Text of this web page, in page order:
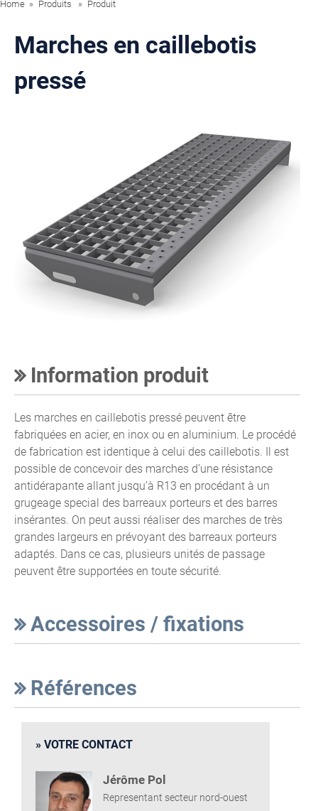
Home Produits Produit
Marches en caillebotis
pressé
Information produit
Les marches en caillebotis pressé peuvent être
fabriquées en acier, en inox ou en aluminium. Le procédé
de fabrication est identique à celui des caillebotis. Il est
possible de concevoir des marches d’une résistance
antidérapante allant jusqu’à R13 en procédant à un
grugeage special des barreaux porteurs et des barres
insérantes. On peut aussi réaliser des marches de très
grandes largeurs en prévoyant des barreaux porteurs
adaptés. Dans ce cas, plusieurs unités de passage
peuvent être supportées en toute sécurité.
Accessoires / fixations
Références
VOTRE CONTACT
Jérôme Pol
Representant secteur nord-ouest